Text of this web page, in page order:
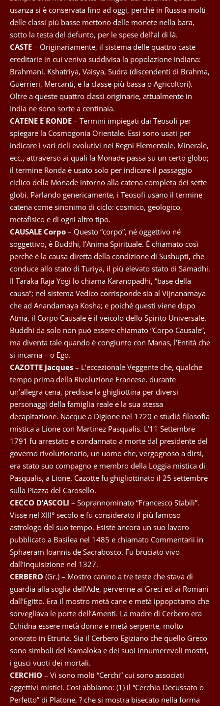
usanza si è conservata fino ad oggi, perché in Russia molti
delle classi più basse mettono delle monete nella bara,
sotto la testa del defunto, per le spese dell’al di là.
CASTE – Originariamente, il sistema delle quattro caste
ereditarie in cui veniva suddivisa la popolazione indiana:
Brahmani, Kshatriya, Vaisya, Sudra (discendenti di Brahma,
Guerrieri, Mercanti, e la classe più bassa o Agricoltori).
Oltre a queste quattro classi originarie, attualmente in
India ne sono sorte a centinaia.
CATENE E RONDE – Termini impiegati dai Teosofi per
spiegare la Cosmogonia Orientale. Essi sono usati per
indicare i vari cicli evolutivi nei Regni Elementale, Minerale,
ecc., attraverso ai quali la Monade passa su un certo globo;
il termine Ronda è usato solo per indicare il passaggio
ciclico della Monade intorno alla catena completa dei sette
globi. Parlando genericamente, i Teosofi usano il termine
catena come sinonimo di ciclo: cosmico, geologico,
metafisico e di ogni altro tipo.
CAUSALE Corpo – Questo “corpo”, né oggettivo né
soggettivo, è Buddhi, l’Anima Spirituale. È chiamato così
perché è la causa diretta della condizione di Sushupti, che
conduce allo stato di Turiya, il più elevato stato di Samadhi.
Il Taraka Raja Yogi lo chiama Karanopadhi, “base della
causa”; nel sistema Vedico corrisponde sia al Vijnanamaya
che ad Anandamaya Kosha; e poiché questi viene dopo
Atma, il Corpo Causale è il veicolo dello Spirito Universale.
Buddhi da solo non può essere chiamato “Corpo Causale”,
ma diventa tale quando è congiunto con Manas, l’Entità che
si incarna – o Ego.
CAZOTTE Jacques – L’eccezionale Veggente che, qualche
tempo prima della Rivoluzione Francese, durante
un’allegra cena, predisse la ghigliottina per diversi
personaggi della famiglia reale e la sua stessa
decapitazione. Nacque a Digione nel 1720 e studiò filosofia
mistica a Lione con Martinez Pasqualis. L’11 Settembre
1791 fu arrestato e condannato a morte dal presidente del
governo rivoluzionario, un uomo che, vergognoso a dirsi,
era stato suo compagno e membro della Loggia mistica di
Pasqualis, a Lione. Cazotte fu ghigliottinato il 25 settembre
sulla Piazza del Carosello.
CECCO D’ASCOLI – Soprannominato “Francesco Stabili”.
Visse nel XIII° secolo e fu considerato il più famoso
astrologo del suo tempo. Esiste ancora un suo lavoro
pubblicato a Basilea nel 1485 e chiamato Commentarii in
Sphaeram Ioannis de Sacrabosco. Fu bruciato vivo
dall’Inquisizione nel 1327.
CERBERO (Gr.) – Mostro canino a tre teste che stava di
guardia alla soglia dell’Ade, pervenne ai Greci ed ai Romani
dall’Egitto. Era il mostro metà cane e metà ippopotamo che
sorvegliava le porte dell’Amenti. La madre di Cerbero era
Echidna essere metà donna e metà serpente, molto
onorato in Etruria. Sia il Cerbero Egiziano che quello Greco
sono simboli del Kamaloka e dei suoi innumerevoli mostri,
i gusci vuoti dei mortali.
CERCHIO – Vi sono molti “Cerchi” cui sono associati
aggettivi mistici. Così abbiamo: (1) il “Cerchio Decussato o
Perfetto” di Platone, ? che si mostra bisecato nella forma